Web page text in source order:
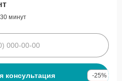
минут
консультация -25%